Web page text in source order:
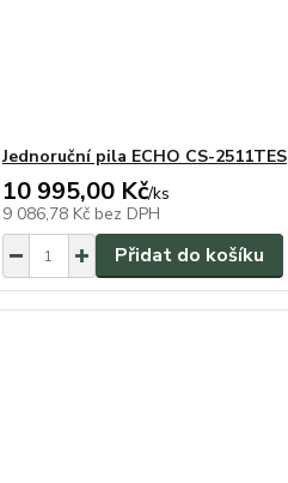
Jednoruční pila ECHO CS-2511TES
10 995,00 Kč/ks
9 086,78 Kč bez DPH
Přidat do košíku